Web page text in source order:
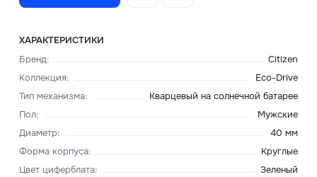
ХАРАКТЕРИСТИКИ
Бренд:
Citizen
Коллекция:
Eco-Drive
Тип механизма:
Кварцевый на солнечной батарее
Пол:
Мужские
Диаметр:
40 мм
Форма корпуса:
Круглые
Цвет циферблата:
Зеленый